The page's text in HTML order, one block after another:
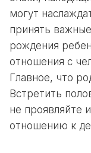
могут
принять
рождения
отношения с
Главное, что
Встретить
не проявляйте
отношению к